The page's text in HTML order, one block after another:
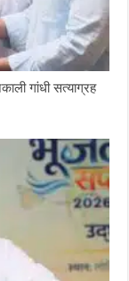
गांधी सत्याग्रह